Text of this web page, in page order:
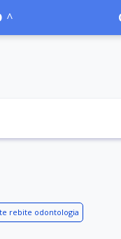
rebite odontologia